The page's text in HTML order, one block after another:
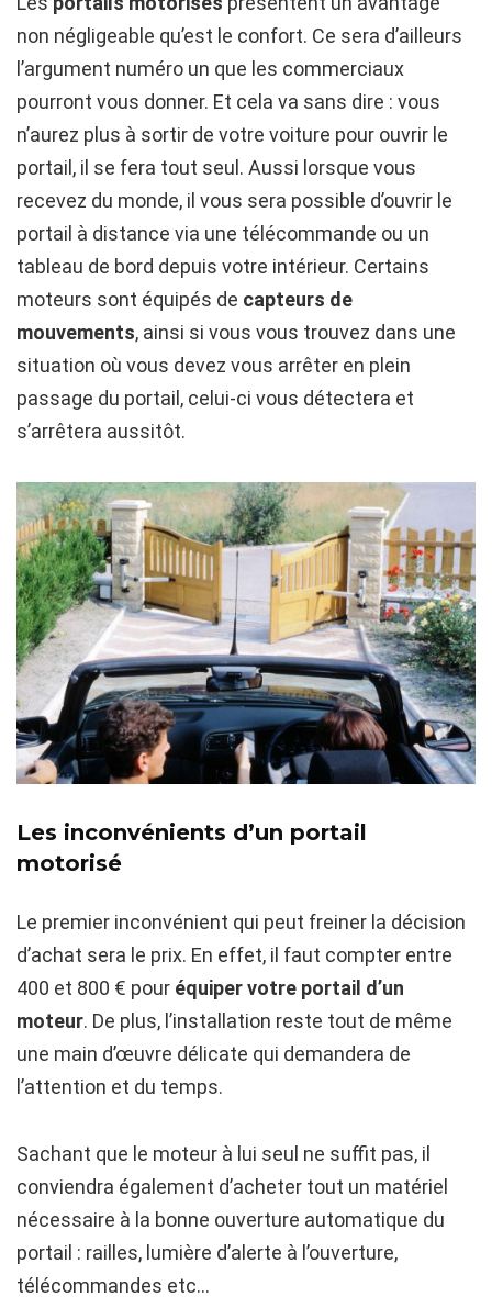
non négligeable qu’est le confort. Ce sera d’ailleurs
l’argument numéro un que les commerciaux
pourront vous donner. Et cela va sans dire : vous
n’aurez plus à sortir de votre voiture pour ouvrir le
portail, il se fera tout seul. Aussi lorsque vous
recevez du monde, il vous sera possible d’ouvrir le
portail à distance via une télécommande ou un
tableau de bord depuis votre intérieur. Certains
moteurs sont équipés de capteurs de
mouvements, ainsi si vous vous trouvez dans une
situation où vous devez vous arrêter en plein
passage du portail, celui-ci vous détectera et
s’arrêtera aussitôt.
Les inconvénients d’un portail
motorisé
Le premier inconvénient qui peut freiner la décision
d’achat sera le prix. En effet, il faut compter entre
400 et 800 € pour équiper votre portail d’un
moteur. De plus, l’installation reste tout de même
une main d’œuvre délicate qui demandera de
l’attention et du temps.
Sachant que le moteur à lui seul ne suffit pas, il
conviendra également d’acheter tout un matériel
nécessaire à la bonne ouverture automatique du
portail : railles, lumière d’alerte à l’ouverture,
télécommandes etc…